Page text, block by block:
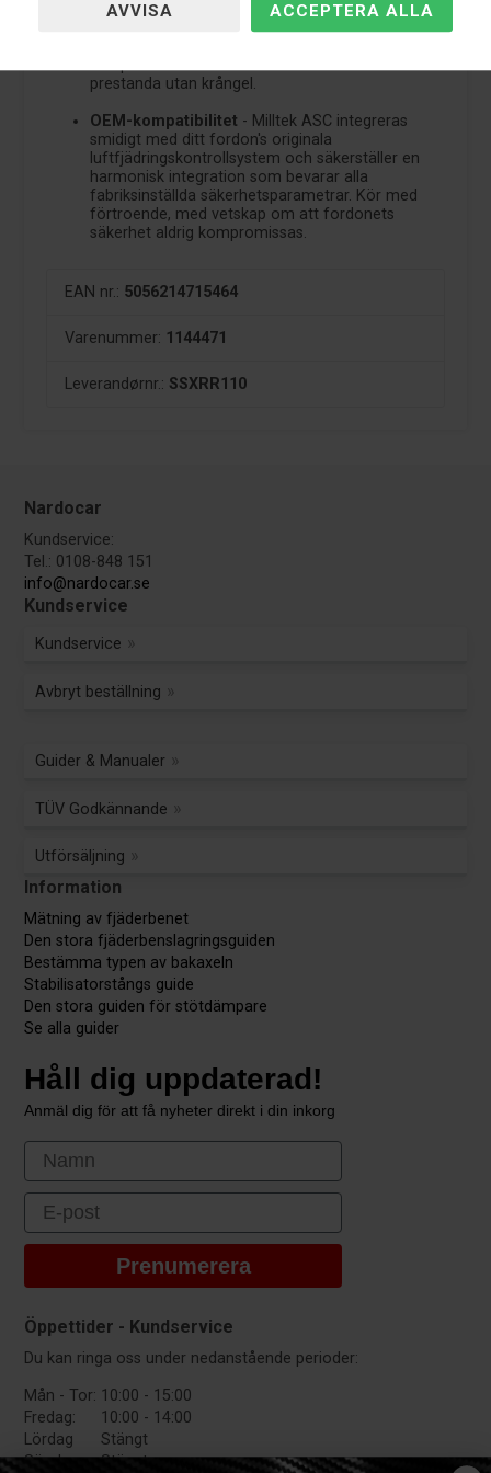
Förbättrad justerbarhet - Höj eller sänk
fordonets körhöjd med precision och anpassa
prestanda utan krångel.
OEM-kompatibilitet - Milltek ASC integreras
smidigt med ditt fordon's originala
luftfjädringskontrollsystem och säkerställer en
harmonisk integration som bevarar alla
fabriksinställda säkerhetsparametrar. Kör med
förtroende, med vetskap om att fordonets
säkerhet aldrig kompromissas.
EAN nr.: 5056214715464
Varenummer: 1144471
Leverandørnr.: SSXRR110
Nardocar
Kundservice:
Tel.: 0108-848 151
info@nardocar.se
Kundservice
Kundservice
Avbryt beställning
Guider & Manualer
TÜV Godkännande
Utförsäljning
Information
Mätning av fjäderbenet
Den stora fjäderbenslagringsguiden
Bestämma typen av bakaxeln
Stabilisatorstångs guide
Den stora guiden för stötdämpare
Se alla guider
Håll dig uppdaterad!
Anmäl dig för att få nyheter direkt i din inkorg
First Name
Email
Prenumerera
Öppettider - Kundservice
Du kan ringa oss under nedanstående perioder:
Mån - Tor: 10:00 - 15:00
Fredag:
10:00 - 14:00
Lördag
Stängt
Söndag:
Stängt